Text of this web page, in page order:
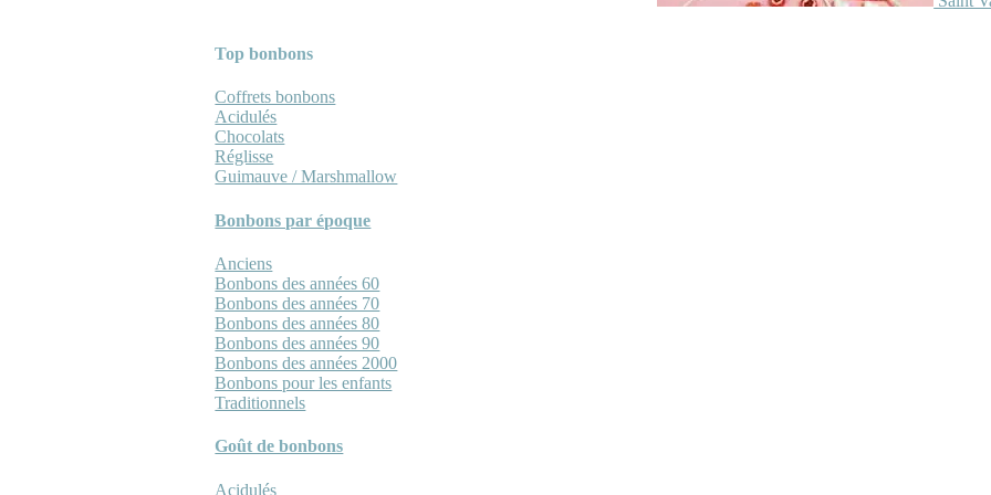
Top bonbons
Coffrets bonbons
Acidulés
Chocolats
Réglisse
Guimauve / Marshmallow
Bonbons par époque
Anciens
Bonbons des années 60
Bonbons des années 70
Bonbons des années 80
Bonbons des années 90
Bonbons des années 2000
Bonbons pour les enfants
Traditionnels
Goût de bonbons
Acidulés